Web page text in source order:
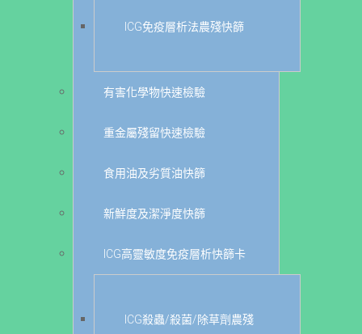
ICG免疫層析法農殘快篩
有害化學物快速檢驗
重金屬殘留快速檢驗
食用油及劣質油快篩
新鮮度及潔淨度快篩
ICG高靈敏度免疫層析快篩卡
ICG殺蟲/殺菌/除草劑農殘